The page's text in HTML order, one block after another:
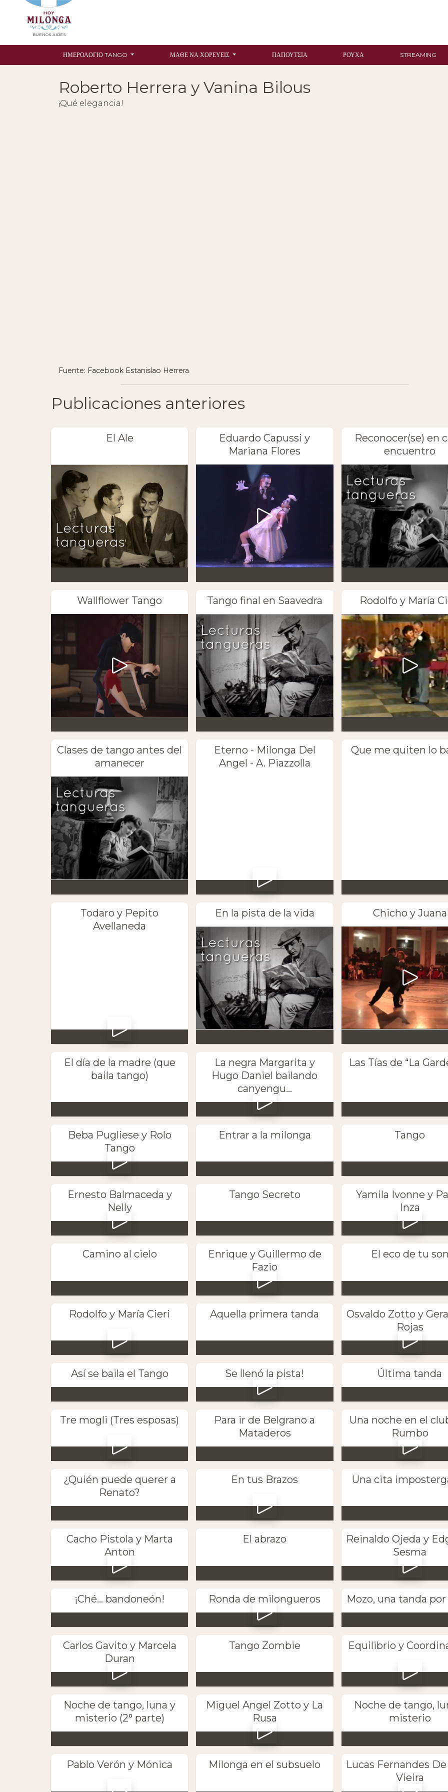
BUENOS AIRES
ΗΜΕΡΟΛΌΓΙΟ TANGO ΜΆΘΕ ΝΑ ΧΟΡΕΎΕΙΣ ΠΑΠΟΎΤΣΙΑ ΡΟΎΧΑ STREAMING
Roberto Herrera y Vanina Bilous
¡Qué elegancia!
Fuente: Facebook Estanislao Herrera
Publicaciones anteriores
El Ale
Eduardo Capussi y
Mariana Flores
Reconocer(se) en
encuentro
Wallflower Tango Tango final en Saavedra Rodolfo y María
Clases de tango antes del
amanecer
Eterno - Milonga Del
Angel - A. Piazzolla
Que me quiten lo
Todaro y Pepito
Avellaneda
En la pista de la vida Chicho y Juana
El día de la madre (que
baila tango)
La negra Margarita y
Hugo Daniel bailando
canyengu...
Las Tías de “La
Beba Pugliese y Rolo
Tango
Entrar a la milonga Tango
Ernesto Balmaceda y
Nelly
Tango Secreto
Yamila Ivonne y
Inza
Camino al cielo
Enrique y Guillermo de
Fazio
El eco de tu
Rodolfo y María Cieri Aquella primera tanda
Osvaldo Zotto y
Rojas
Así se baila el Tango Se llenó la pista! Última tanda
Tre mogli (Tres esposas)
Para ir de Belgrano a
Mataderos
Una noche en el
Rumbo
¿Quién puede querer a
Renato?
En tus Brazos Una cita
Cacho Pistola y Marta
Anton
El abrazo
Reinaldo Ojeda y
Sesma
¡Ché... bandoneón! Ronda de milongueros Mozo, una tanda
Carlos Gavito y Marcela
Duran
Tango Zombie Equilibrio y
Noche de tango, luna y
misterio (2° parte)
Miguel Angel Zotto y La
Rusa
Noche de tango,
misterio
Pablo Verón y Mónica Milonga en el subsuelo
Lucas Fernandes De
Vieira